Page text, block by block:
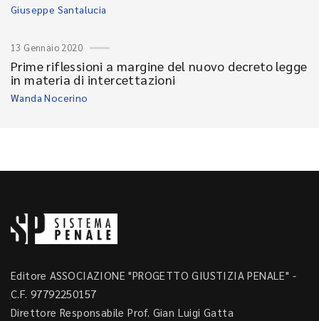
Giuseppe Santalucia
13 Gennaio 2020
Prime riflessioni a margine del nuovo decreto legge
in materia di intercettazioni
Wanda Nocerino
Editore ASSOCIAZIONE "PROGETTO GIUSTIZIA PENALE" -
C.F. 97792250157
Direttore Responsabile Prof. Gian Luigi Gatta